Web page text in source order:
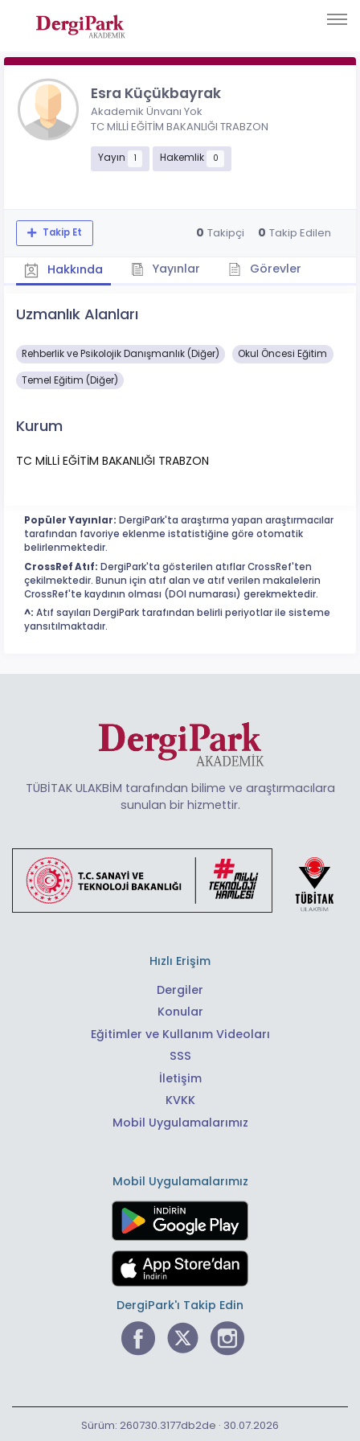
Esra Küçükbayrak
Akademik Ünvanı Yok
TC MİLLİ EĞİTİM BAKANLIĞI TRABZON
Yayın 1 Hakemlik 0
Takip Et 0 Takipçi 0 Takip Edilen
Hakkında Yayınlar Görevler
Uzmanlık Alanları
Rehberlik ve Psikolojik Danışmanlık (Diğer) Okul Öncesi Eğitim
Temel Eğitim (Diğer)
Kurum
TC MİLLİ EĞİTİM BAKANLIĞI TRABZON
Popüler Yayınlar: DergiPark'ta araştırma yapan araştırmacılar
tarafından favoriye eklenme istatistiğine göre otomatik
belirlenmektedir.
CrossRef Atıf: DergiPark'ta gösterilen atıflar CrossRef'ten
çekilmektedir. Bunun için atıf alan ve atıf verilen makalelerin
CrossRef'te kaydının olması (DOI numarası) gerekmektedir.
^: Atıf sayıları DergiPark tarafından belirli periyotlar ile sisteme
yansıtılmaktadır.
TÜBİTAK ULAKBİM tarafından bilime ve araştırmacılara
sunulan bir hizmettir.
Hızlı Erişim
Dergiler
Konular
Eğitimler ve Kullanım Videoları
SSS
İletişim
KVKK
Mobil Uygulamalarımız
Mobil Uygulamalarımız
DergiPark'ı Takip Edin
Sürüm: 260730.3177db2de · 30.07.2026